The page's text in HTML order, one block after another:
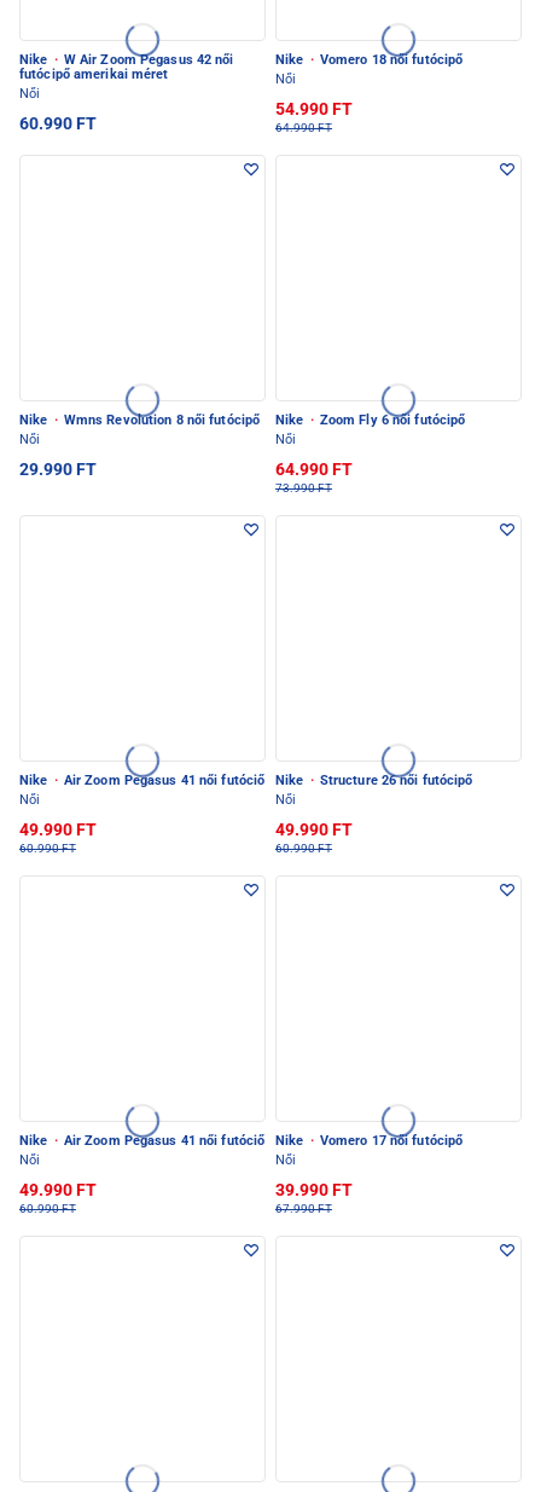
Nike · W Air Zoom Pegasus 42 női
futócipő amerikai méret
Női
60.990 FT
Nike · Vomero 18 női futócipő
Női
54.990 FT
64.990 FT
Nike · Wmns Revolution 8 női futócipő
Női
29.990 FT
Nike · Zoom Fly 6 női futócipő
Női
64.990 FT
73.990 FT
Nike · Air Zoom Pegasus 41 női futóciő
Női
49.990 FT
60.990 FT
Nike · Structure 26 női futócipő
Női
49.990 FT
60.990 FT
Nike · Air Zoom Pegasus 41 női futóciő
Női
49.990 FT
60.990 FT
Nike · Vomero 17 női futócipő
Női
39.990 FT
67.990 FT